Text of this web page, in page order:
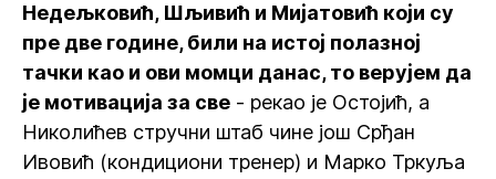
Недељковић, Шљивић и Мијатовић који су
пре две године, били на истој полазној
тачки као и ови момци данас, то верујем да
је мотивација за све - рекао је Остојић, а
Николићев стручни штаб чине још Срђан
Ивовић (кондициони тренер) и Марко Тркуља